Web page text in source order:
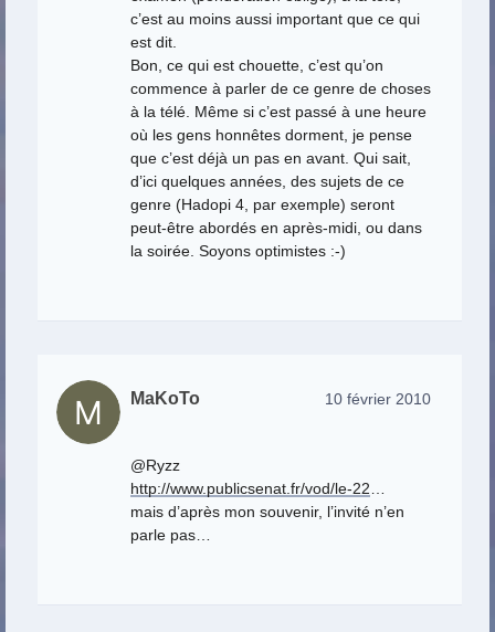
c’est au moins aussi important que ce qui
est dit.
Bon, ce qui est chouette, c’est qu’on
commence à parler de ce genre de choses
à la télé. Même si c’est passé à une heure
où les gens honnêtes dorment, je pense
que c’est déjà un pas en avant. Qui sait,
d’ici quelques années, des sujets de ce
genre (Hadopi 4, par exemple) seront
peut-être abordés en après-midi, ou dans
la soirée. Soyons optimistes :-)
MaKoTo 10 février 2010
@Ryzz
http://www.publicsenat.fr/vod/le-22
mais d’après mon souvenir, l’invité n’en
parle pas…